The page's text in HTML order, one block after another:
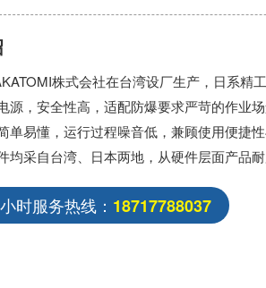
株式会社在台湾设厂生产，日系精
源，安全性高，适配防爆要求严苛的作业场
单易懂，运行过程噪音低，兼顾使用便捷性
均采自台湾、日本两地，从硬件层面产品耐
时服务热线： 18717788037